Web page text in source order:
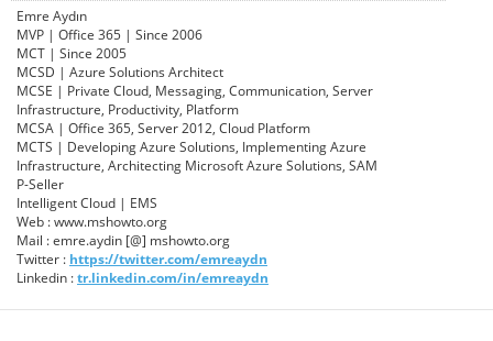
Emre Aydın
MVP | Office 365 | Since 2006
MCT | Since 2005
MCSD | Azure Solutions Architect
MCSE | Private Cloud, Messaging, Communication, Server
Infrastructure, Productivity, Platform
MCSA | Office 365, Server 2012, Cloud Platform
MCTS | Developing Azure Solutions, Implementing Azure
Infrastructure, Architecting Microsoft Azure Solutions, SAM
P-Seller
Intelligent Cloud | EMS
Web : www.mshowto.org
Mail : emre.aydin [@] mshowto.org
Twitter : https://twitter.com/emreaydn
Linkedin :tr.linkedin.com/in/emreaydn